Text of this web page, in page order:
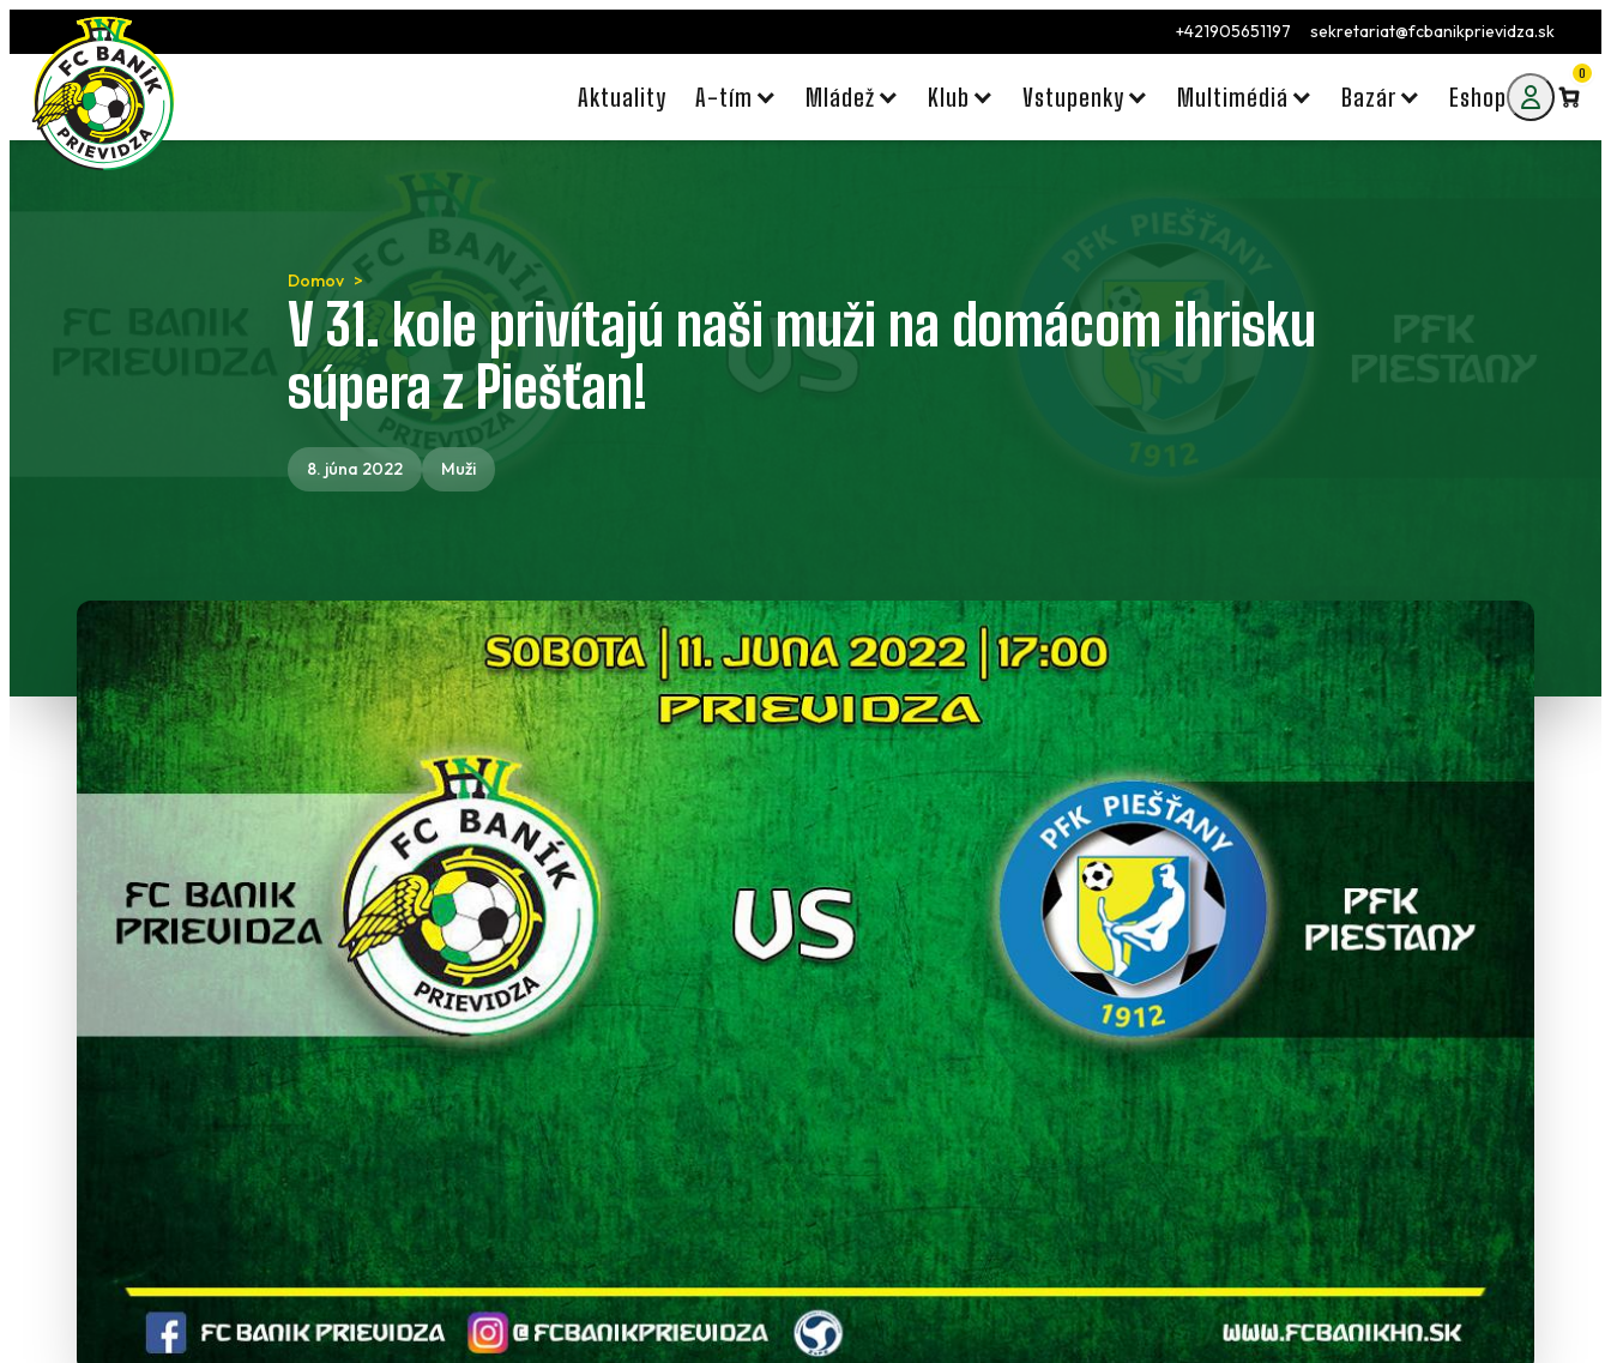
Preskočiť
na
obsah
+421905651197 sekretariat@fcbanikprievidza.sk
Aktuality A-tím Mládež Klub Vstupenky Multimédiá Bazár Eshop
0
Domov
V 31. kole privítajú naši muži na domácom ihrisku
súpera z Piešťan!
8. júna 2022 Muži